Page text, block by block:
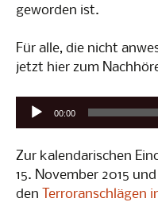
geworden ist.
Für alle, die nicht
jetzt hier zum
Audio-
00:00
Zur kalendarischen
15. November 2015
den Terroranschlägen